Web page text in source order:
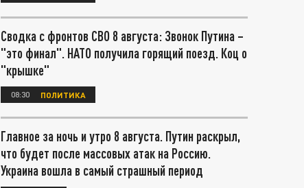
Сводка с фронтов СВО 8 августа: Звонок Путина –
"это финал". НАТО получила горящий поезд. Коц о
"крышке"
08:30 ПОЛИТИКА
Главное за ночь и утро 8 августа. Путин раскрыл,
что будет после массовых атак на Россию.
Украина вошла в самый страшный период